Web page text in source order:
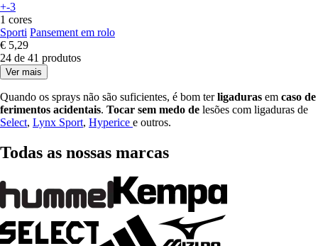
+-3
1 cores
Sporti Pansement em rolo
€ 5,29
24 de 41 produtos
Ver mais
Quando os sprays não são suficientes, é bom terligaduras em caso de
ferimentos acidentais. Tocar sem medo de lesões com ligaduras de
Select, Lynx Sport, Hyperice e outros.
Todas as nossas marcas